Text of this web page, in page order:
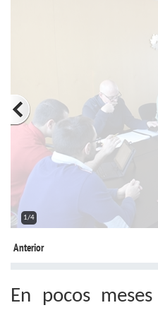
2/4
Anterior
En pocos